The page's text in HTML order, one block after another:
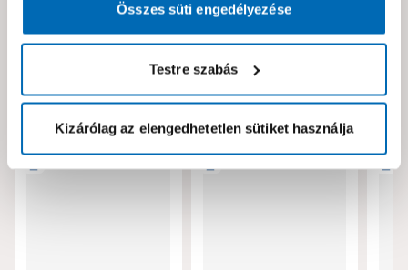
Összes süti engedélyezése
Testre szabás
Kizárólag az elengedhetetlen sütiket használja
Neked ajánljuk!